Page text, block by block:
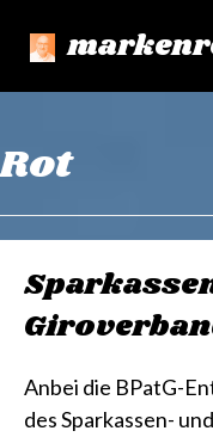
Rot
Anbei die BPatG-
des Sparkassen-